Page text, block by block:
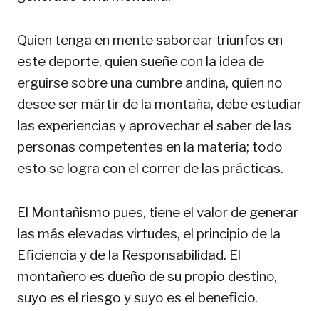
Quien tenga en mente saborear triunfos en
este deporte, quien sueñe con la idea de
erguirse sobre una cumbre andina, quien no
desee ser mártir de la montaña, debe estudiar
las experiencias y aprovechar el saber de las
personas competentes en la materia; todo
esto se logra con el correr de las prácticas.
El Montañismo pues, tiene el valor de generar
las más elevadas virtudes, el principio de la
Eficiencia y de la Responsabilidad. El
montañero es dueño de su propio destino,
suyo es el riesgo y suyo es el beneficio.